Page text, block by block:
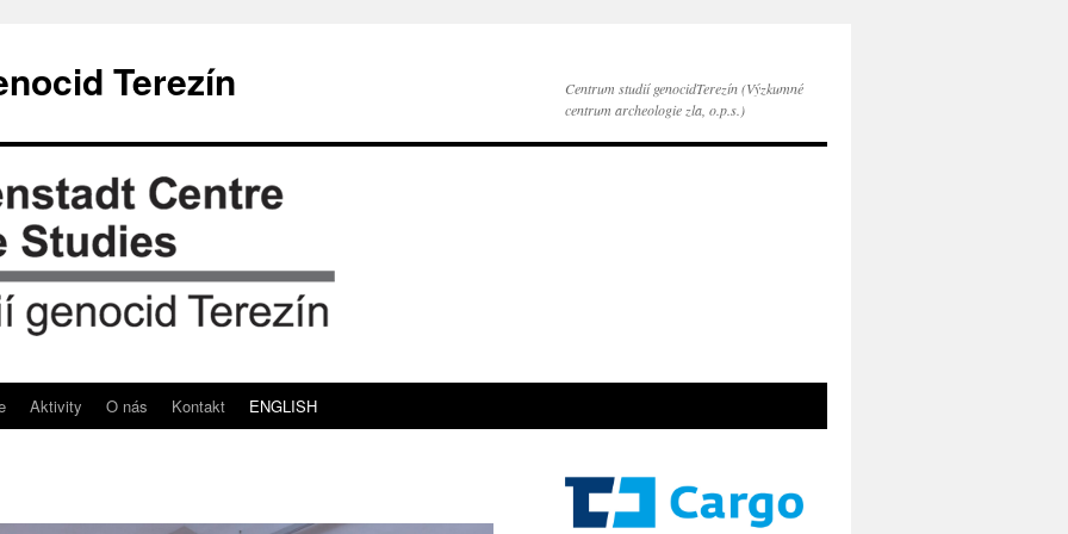
Terezín
Centrum studií genocidTerezín (Výzkumné
centrum archeologie zla, o.p.s.)
Aktivity O nás Kontakt ENGLISH